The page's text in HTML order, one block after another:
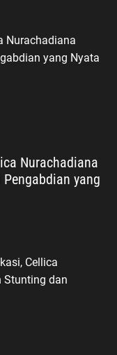
Nurachadiana
yang